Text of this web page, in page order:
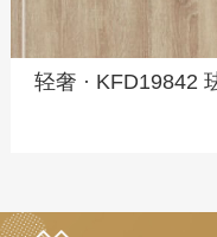
轻奢 · KFD19842